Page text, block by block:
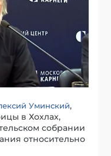
Уминский,
в Хохлах,
собрании
относительно